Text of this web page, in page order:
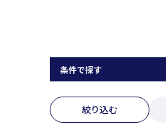
条件で探す
絞り込む